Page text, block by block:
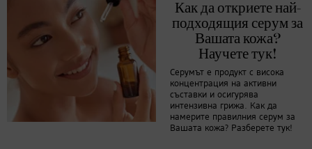
Как да откриете най-
подходящия серум за
Вашата кожа?
Научете тук!
Серумът е продукт с висока
концентрация на активни
съставки и осигурява
интензивна грижа. Как да
намерите правилния серум за
Вашата кожа? Разберете тук!